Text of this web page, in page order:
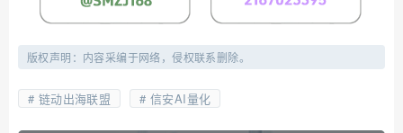
版权声明：内容采编于网络，侵权联系删除。
链动出海联盟 信安AI量化